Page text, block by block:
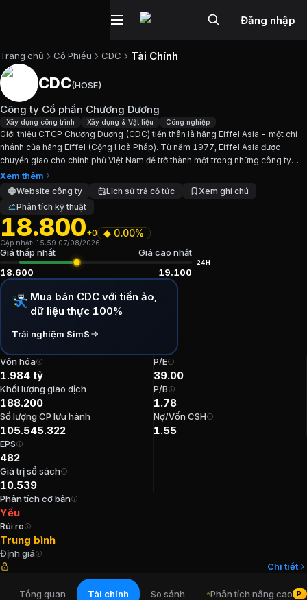
Đăng nhập
Trang chủ Cổ Phiếu CDC Tài Chính
Cổ phiếuCDC
Cập nhật: 7/8/2026 .
Ngành: Xây dựng công trình, Xây dựng & Vật liệu, Công
Giới thiệuCông ty Cổ phần Chương
Giới thiệu CTCP Chương Dương (CDC) tiền thân là hãng
Chỉ số tài chính CDC
Giá hiện tại: 18800VND
Vốn hóa: 1.984 tỷ đồng
P/B: 1,78
EPS: 482,01
ROE:
ROA: 0,92%
Tỷ suất cổ tức:
Ban lãnh đạo Công ty Cổ phần
Kế toán trưởng
Chủ tịch Hội đồng Quản trị
Phó Tổng Giám đốc
Phó Tổng Giám đốc
Cổ đông lớnCông ty Cổ phần Chương
CDC(HOSE)
Công ty Cổ phần Chương Dương
Xây dựng công trình Xây dựng & Vật liệu Công nghiệp
Giới thiệu CTCP Chương Dương (CDC) tiền thân là hãng Eiffel Asia - một chi
nhánh của hãng Eiffel (Cộng Hoà Pháp). Từ năm 1977, Eiffel Asia được
chuyển giao cho chính phủ Việt Nam để trở thành một trong những công ty
xây dựng hàng đầu ở khu vực phía nam. CTCP...
Xem thêm
Website công ty Lịch sử trả cổ tức
Xem ghi chú
Phân tích kỹ thuật
18.800+0 ◆ 0.00%
Cập nhật: 15:59 07/08/2026
Giá thấp nhất
Giá cao nhất
18.600
19.100
24H
Mua bán CDC với tiền ảo,
dữ liệu thực 100%
Trải nghiệm SimS
Vốn hóa
1.984 tỷ
Khối lượng giao dịch
188.200
Số lượng CP lưu hành
105.545.322
P/E
39.00
P/B
1.78
Nợ/Vốn CSH
1.55
EPS
482
Giá trị sổ sách
10.539
Phân tích cơ bản
Yếu
Rủi ro
Trung bình
Định giá
Chi tiết
Tổng quan Tài chính So sánh Phân tích nâng cao